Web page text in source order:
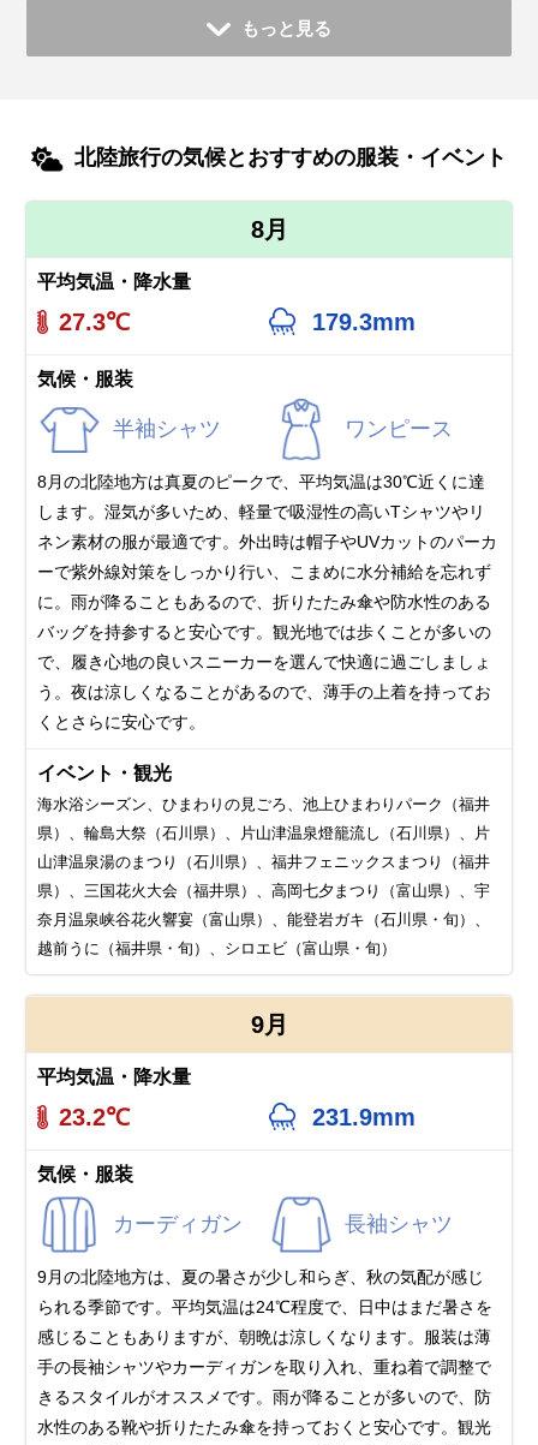
もっと見る
北陸旅行の気候とおすすめの服装・イベント
8月
平均気温・降水量
27.3℃ 179.3mm
気候・服装
半袖シャツ ワンピース
8月の北陸地方は真夏のピークで、平均気温は30℃近くに達
します。湿気が多いため、軽量で吸湿性の高いTシャツやリ
ネン素材の服が最適です。外出時は帽子やUVカットのパーカ
ーで紫外線対策をしっかり行い、こまめに水分補給を忘れず
に。雨が降ることもあるので、折りたたみ傘や防水性のある
バッグを持参すると安心です。観光地では歩くことが多いの
で、履き心地の良いスニーカーを選んで快適に過ごしましょ
う。夜は涼しくなることがあるので、薄手の上着を持ってお
くとさらに安心です。
イベント・観光
海水浴シーズン、ひまわりの見ごろ、池上ひまわりパーク（福井
県）、輪島大祭（石川県）、片山津温泉燈籠流し（石川県）、片
山津温泉湯のまつり（石川県）、福井フェニックスまつり（福井
県）、三国花火大会（福井県）、高岡七夕まつり（富山県）、宇
奈月温泉峡谷花火響宴（富山県）、能登岩ガキ（石川県・旬）、
越前うに（福井県・旬）、シロエビ（富山県・旬）
9月
平均気温・降水量
23.2℃ 231.9mm
気候・服装
カーディガン 長袖シャツ
9月の北陸地方は、夏の暑さが少し和らぎ、秋の気配が感じ
られる季節です。平均気温は24℃程度で、日中はまだ暑さを
感じることもありますが、朝晩は涼しくなります。服装は薄
手の長袖シャツやカーディガンを取り入れ、重ね着で調整で
きるスタイルがオススメです。雨が降ることが多いので、防
水性のある靴や折りたたみ傘を持っておくと安心です。観光